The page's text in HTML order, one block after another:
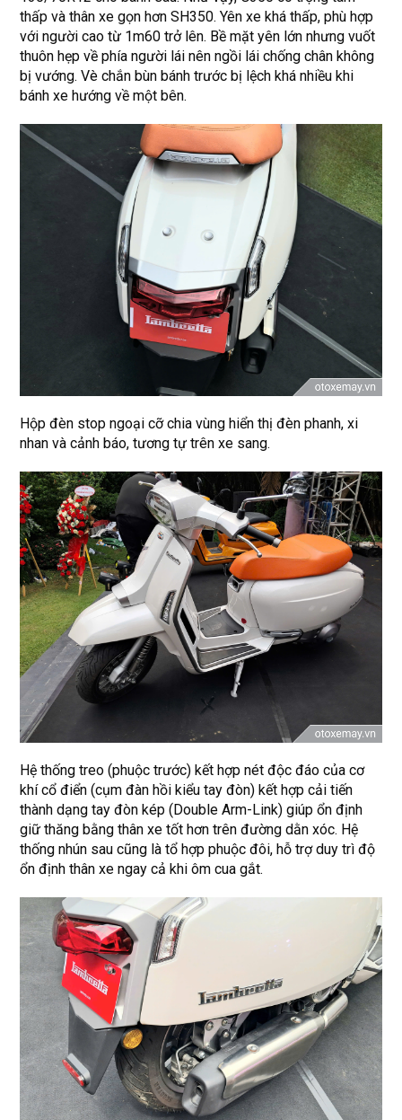
thấp và thân xe gọn hơn SH350. Yên xe khá thấp, phù hợp
với người cao từ 1m60 trở lên. Bề mặt yên lớn nhưng vuốt
thuôn hẹp về phía người lái nên ngồi lái chống chân không
bị vướng. Vè chắn bùn bánh trước bị lệch khá nhiều khi
bánh xe hướng về một bên.
Hộp đèn stop ngoại cỡ chia vùng hiển thị đèn phanh, xi
nhan và cảnh báo, tương tự trên xe sang.
Hệ thống treo (phuộc trước) kết hợp nét độc đáo của cơ
khí cổ điển (cụm đàn hồi kiểu tay đòn) kết hợp cải tiến
thành dạng tay đòn kép (Double Arm-Link) giúp ổn định
giữ thăng bằng thân xe tốt hơn trên đường dằn xóc. Hệ
thống nhún sau cũng là tổ hợp phuộc đôi, hỗ trợ duy trì độ
ổn định thân xe ngay cả khi ôm cua gắt.